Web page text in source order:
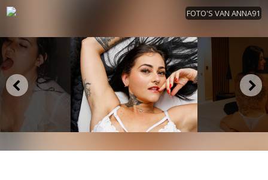
FOTO'S VAN ANNA91